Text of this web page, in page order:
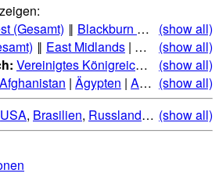
(Gesamt) ‖ Blackburn with Darwen |
(show all)
‖ East Midlands | East of(show all)
Vereinigtes Königreich (Gesamt) ‖
(show all)
Afghanistan | Ägypten | Albanien |
(show all)
USA, Brasilien, Russland,Indien,
(show all)